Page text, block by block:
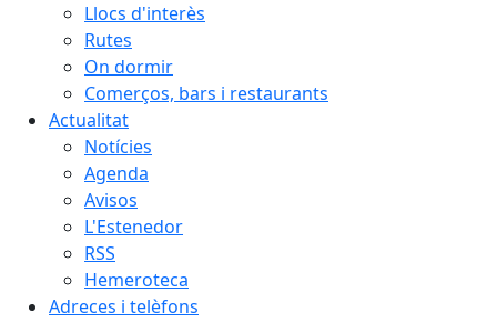
Llocs d'interès
Rutes
On dormir
Comerços, bars i restaurants
Actualitat
Notícies
Agenda
Avisos
L'Estenedor
RSS
Hemeroteca
Adreces i telèfons